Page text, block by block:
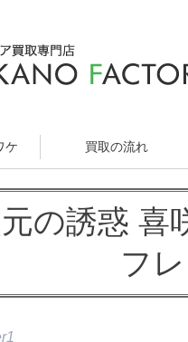
ケ 買取の流れ
の誘惑 喜
フレ